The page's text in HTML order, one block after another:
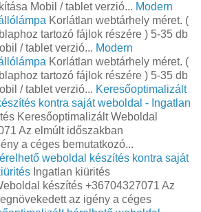
Mobil / tablet verzió... Modern
Korlátlan webtárhely méret. (
tartozó fájlok részére ) 5-35 db
/ tablet verzió... Modern
Korlátlan webtárhely méret. (
tartozó fájlok részére ) 5-35 db
/ tablet verzió... Keresőoptimalizált
kontra saját weboldal - Ingatlan
Keresőoptimalizált Weboldal
Az elmúlt időszakban
a céges bemutatkozó...
weboldal készítés kontra saját
Ingatlan kiürités
készítés +36704327071 Az
az igény a céges